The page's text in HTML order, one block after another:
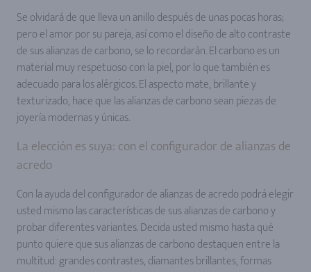
Se olvidará de que lleva un anillo después de unas pocas horas;
pero el amor por su pareja, así como el diseño de alto contraste
de sus alianzas de carbono, se lo recordarán. El carbono es un
material muy respetuoso con la piel, por lo que también es
adecuado para los alérgicos. El aspecto mate, brillante y
texturizado, hace que las alianzas de carbono sean piezas de
joyería modernas y únicas.
La elección es suya: con el configurador de alianzas de
acredo
Con la ayuda del configurador de alianzas de acredo podrá elegir
usted mismo las características de sus alianzas de carbono y
probar diferentes variantes. Decida usted mismo hasta qué
punto quiere que sus alianzas de carbono destaquen entre la
multitud: grandes contrastes, diamantes brillantes, formas